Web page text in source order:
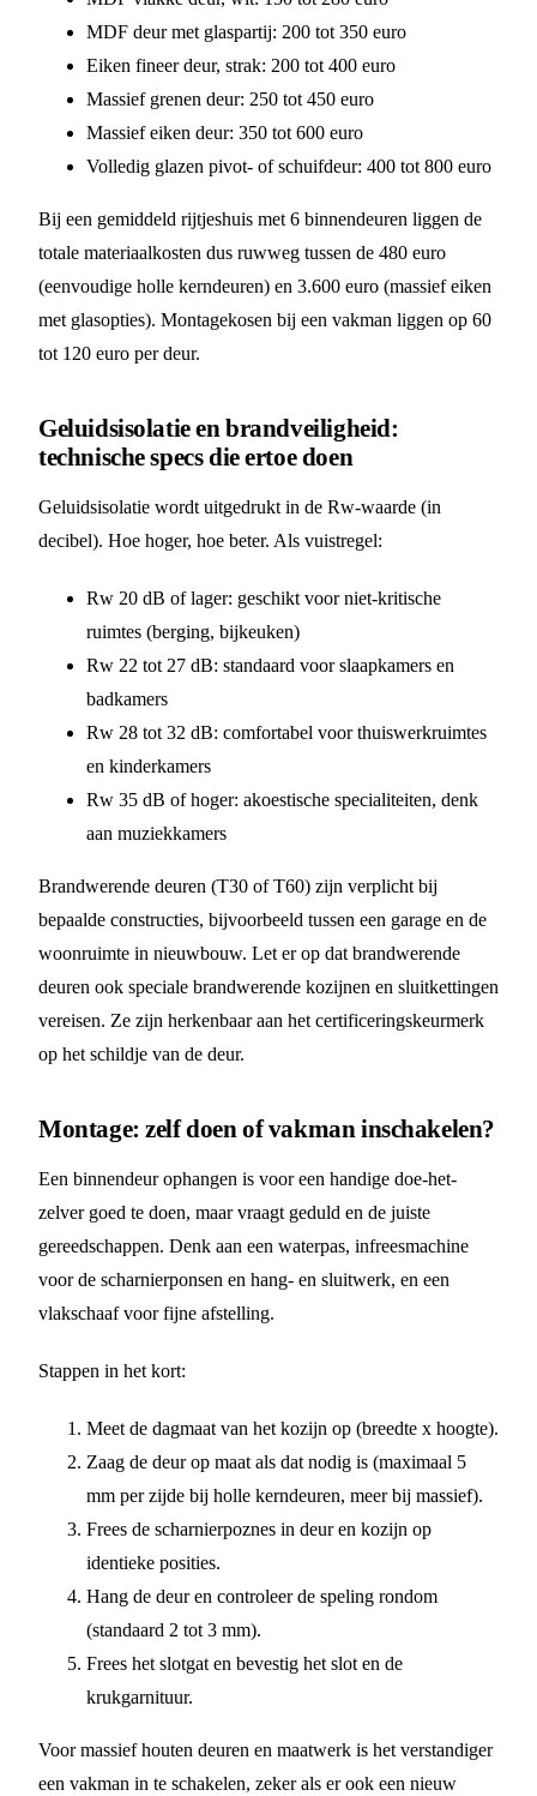
MDF deur met glaspartij: 200 tot 350 euro
Eiken fineer deur, strak: 200 tot 400 euro
Massief grenen deur: 250 tot 450 euro
Massief eiken deur: 350 tot 600 euro
Volledig glazen pivot- of schuifdeur: 400 tot 800 euro
Bij een gemiddeld rijtjeshuis met 6 binnendeuren liggen de
totale materiaalkosten dus ruwweg tussen de 480 euro
(eenvoudige holle kerndeuren) en 3.600 euro (massief eiken
met glasopties). Montagekosen bij een vakman liggen op 60
tot 120 euro per deur.
Geluidsisolatie en brandveiligheid:
technische specs die ertoe doen
Geluidsisolatie wordt uitgedrukt in de Rw-waarde (in
decibel). Hoe hoger, hoe beter. Als vuistregel:
Rw 20 dB of lager: geschikt voor niet-kritische
ruimtes (berging, bijkeuken)
Rw 22 tot 27 dB: standaard voor slaapkamers en
badkamers
Rw 28 tot 32 dB: comfortabel voor thuiswerkruimtes
en kinderkamers
Rw 35 dB of hoger: akoestische specialiteiten, denk
aan muziekkamers
Brandwerende deuren (T30 of T60) zijn verplicht bij
bepaalde constructies, bijvoorbeeld tussen een garage en de
woonruimte in nieuwbouw. Let er op dat brandwerende
deuren ook speciale brandwerende kozijnen en sluitkettingen
vereisen. Ze zijn herkenbaar aan het certificeringskeurmerk
op het schildje van de deur.
Montage: zelf doen of vakman inschakelen?
Een binnendeur ophangen is voor een handige doe-het-
zelver goed te doen, maar vraagt geduld en de juiste
gereedschappen. Denk aan een waterpas, infreesmachine
voor de scharnierponsen en hang- en sluitwerk, en een
vlakschaaf voor fijne afstelling.
Stappen in het kort:
Meet de dagmaat van het kozijn op (breedte x hoogte).
Zaag de deur op maat als dat nodig is (maximaal 5
mm per zijde bij holle kerndeuren, meer bij massief).
Frees de scharnierpoznes in deur en kozijn op
identieke posities.
Hang de deur en controleer de speling rondom
(standaard 2 tot 3 mm).
Frees het slotgat en bevestig het slot en de
krukgarnituur.
Voor massief houten deuren en maatwerk is het verstandiger
een vakman in te schakelen, zeker als er ook een nieuw